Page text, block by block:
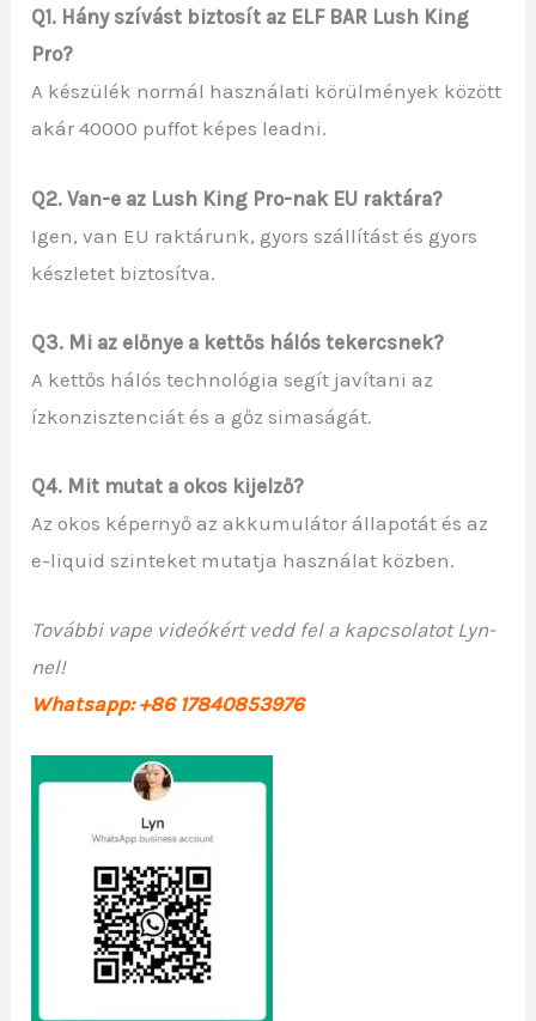
Q1. Hány szívást biztosít az ELF BAR Lush King
Pro?
A készülék normál használati körülmények között
akár 40000 puffot képes leadni.
Q2. Van-e az Lush King Pro-nak EU raktára?
Igen, van EU raktárunk, gyors szállítást és gyors
készletet biztosítva.
Q3. Mi az előnye a kettős hálós tekercsnek?
A kettős hálós technológia segít javítani az
ízkonzisztenciát és a gőz simaságát.
Q4. Mit mutat a okos kijelző?
Az okos képernyő az akkumulátor állapotát és az
e-liquid szinteket mutatja használat közben.
További vape videókért vedd fel a kapcsolatot Lyn-
nel!
Whatsapp: +86 17840853976